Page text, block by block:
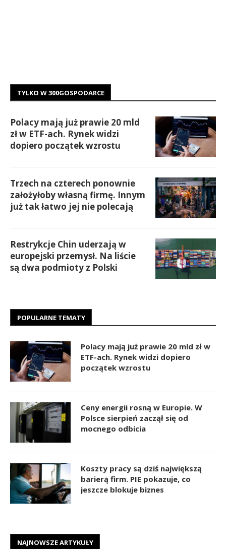
TYLKO W 300GOSPODARCE
Polacy mają już prawie 20 mld
zł w ETF-ach. Rynek widzi
dopiero początek wzrostu
Trzech na czterech ponownie
założyłoby własną firmę. Innym
już tak łatwo jej nie polecają
Restrykcje Chin uderzają w
europejski przemysł. Na liście
są dwa podmioty z Polski
POPULARNE TEMATY
Polacy mają już prawie 20 mld zł w
ETF-ach. Rynek widzi dopiero
początek wzrostu
Ceny energii rosną w Europie. W
Polsce sierpień zaczął się od
mocnego odbicia
Koszty pracy są dziś największą
barierą firm. PIE pokazuje, co
jeszcze blokuje biznes
NAJNOWSZE ARTYKUŁY